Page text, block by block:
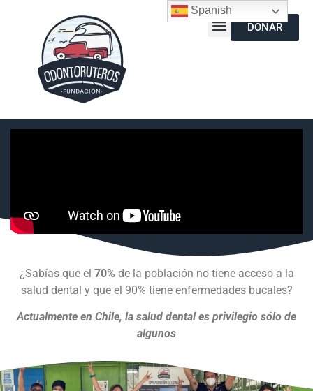
DONAR
¿Sabías que el 70% de la población no tiene acceso a la
salud dental y que el 90% tiene enfermedades bucales?
Actualmente en Chile, la salud dental es privilegio sólo de
algunos
Spanish